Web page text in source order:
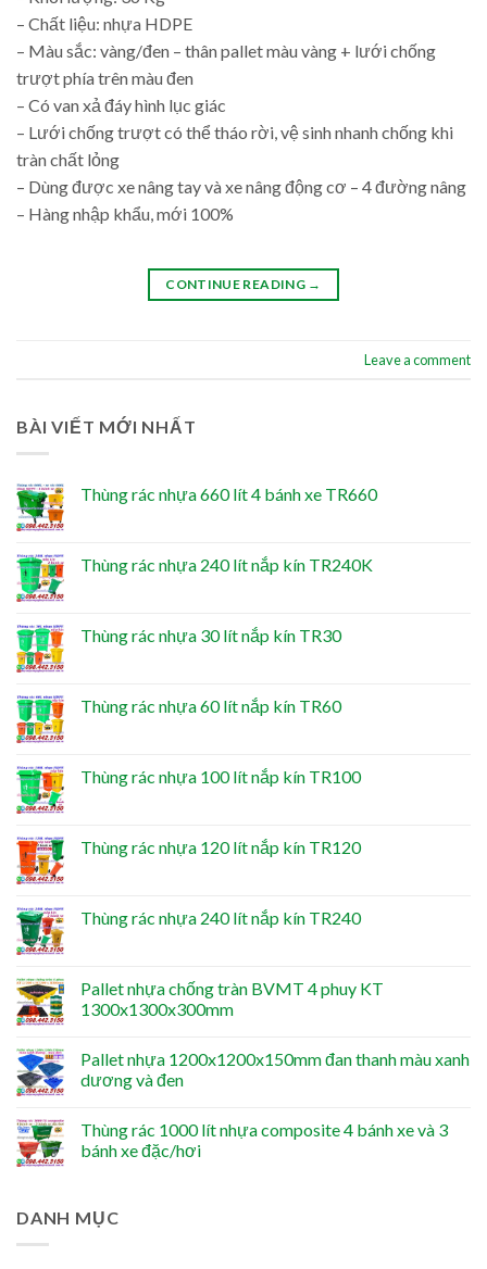
– Chất liệu: nhựa HDPE
– Màu sắc: vàng/đen – thân pallet màu vàng + lưới chống
trượt phía trên màu đen
– Có van xả đáy hình lục giác
– Lưới chống trượt có thể tháo rời, vệ sinh nhanh chống khi
tràn chất lỏng
– Dùng được xe nâng tay và xe nâng động cơ – 4 đường nâng
– Hàng nhập khẩu, mới 100%
CONTINUE READING →
Leave a comment
BÀI VIẾT MỚI NHẤT
Thùng rác nhựa 660 lít 4 bánh xe TR660
Thùng rác nhựa 240 lít nắp kín TR240K
Thùng rác nhựa 30 lít nắp kín TR30
Thùng rác nhựa 60 lít nắp kín TR60
Thùng rác nhựa 100 lít nắp kín TR100
Thùng rác nhựa 120 lít nắp kín TR120
Thùng rác nhựa 240 lít nắp kín TR240
Pallet nhựa chống tràn BVMT 4 phuy KT
1300x1300x300mm
Pallet nhựa 1200x1200x150mm đan thanh màu xanh
dương và đen
Thùng rác 1000 lít nhựa composite 4 bánh xe và 3
bánh xe đặc/hơi
DANH MỤC